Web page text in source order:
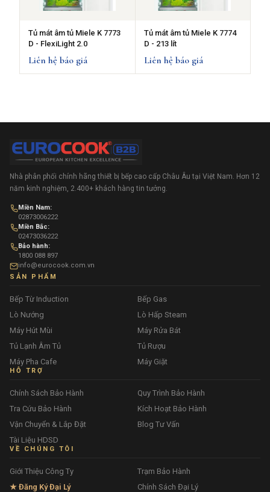
Tủ mát âm tủ Miele K 7773
D - FlexiLight 2.0
Liên hệ báo giá
Tủ mát âm tủ Miele K 7774
D - 213 lít
Liên hệ báo giá
Nhà phân phối chính hãng thiết bị bếp cao cấp Châu Âu tại Việt Nam. Hơn 12
năm kinh nghiệm, 2.400+ khách hàng tin tưởng.
Miền Nam:
02873006222
Miền Bắc:
02473036222
Bảo hành:
1800 088 897
info@eurocook.com.vn
SẢN PHẨM
Bếp Từ Induction
Bếp Gas
Lò Nướng
Lò Hấp Steam
Máy Hút Mùi
Máy Rửa Bát
Tủ Lạnh Âm Tủ
Tủ Rượu
Máy Pha Cafe
Máy Giặt
HỖ TRỢ
Chính Sách Bảo Hành
Quy Trình Bảo Hành
Tra Cứu Bảo Hành
Kích Hoạt Bảo Hành
Vận Chuyển & Lắp Đặt
Blog Tư Vấn
Tài Liệu HDSD
VỀ CHÚNG TÔI
Giới Thiệu Công Ty
Trạm Bảo Hành
★ Đăng Ký Đại Lý
Chính Sách Đại Lý